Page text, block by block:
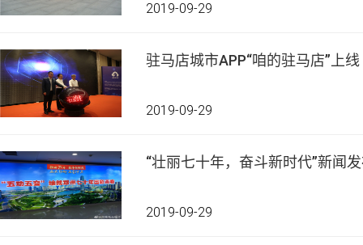
2019-09-29
驻马店城市APP“咱的驻马店”上线
2019-09-29
“壮丽七十年，奋斗新时代”新闻
2019-09-29